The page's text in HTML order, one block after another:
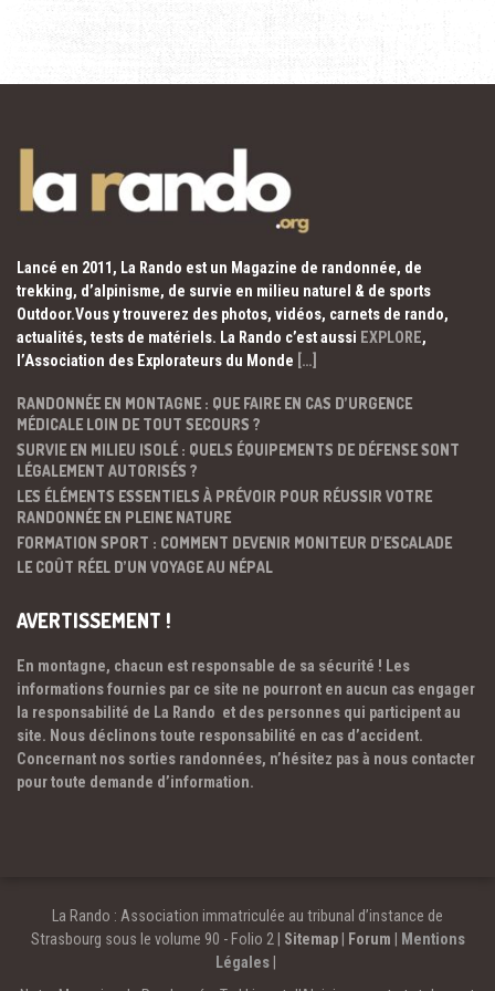
Lancé en 2011, La Rando est un Magazine de randonnée, de
trekking, d’alpinisme, de survie en milieu naturel & de sports
Outdoor.Vous y trouverez des photos, vidéos, carnets de rando,
actualités, tests de matériels. La Rando c’est aussi EXPLORE,
l’Association des Explorateurs du Monde […]
RANDONNÉE EN MONTAGNE : QUE FAIRE EN CAS D’URGENCE
MÉDICALE LOIN DE TOUT SECOURS ?
SURVIE EN MILIEU ISOLÉ : QUELS ÉQUIPEMENTS DE DÉFENSE SONT
LÉGALEMENT AUTORISÉS ?
LES ÉLÉMENTS ESSENTIELS À PRÉVOIR POUR RÉUSSIR VOTRE
RANDONNÉE EN PLEINE NATURE
FORMATION SPORT : COMMENT DEVENIR MONITEUR D’ESCALADE
LE COÛT RÉEL D’UN VOYAGE AU NÉPAL
AVERTISSEMENT !
En montagne, chacun est responsable de sa sécurité ! Les
informations fournies par ce site ne pourront en aucun cas engager
la responsabilité de La Rando et des personnes qui participent au
site. Nous déclinons toute responsabilité en cas d’accident.
Concernant nos sorties randonnées, n’hésitez pas à nous contacter
pour toute demande d’information.
La Rando : Association immatriculée au tribunal d’instance de
Strasbourg sous le volume 90 - Folio 2 | Sitemap| Forum
Mentions
Légales